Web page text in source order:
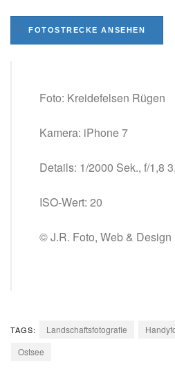
FOTOSTRECKE ANSEHEN
Foto: Kreidefelsen Rügen
Kamera: iPhone 7
Details: 1/2000 Sek., f/1,8
ISO-Wert: 20
© J.R. Foto, Web & Design
TAGS: Landschaftsfotografie
Ostsee